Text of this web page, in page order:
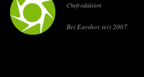
Chefredaktion
Bei Earshot seit 2007